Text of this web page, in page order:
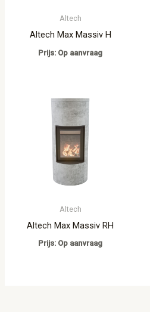
Altech
Altech Max Massiv H
Prijs: Op aanvraag
Altech
Altech Max Massiv RH
Prijs: Op aanvraag